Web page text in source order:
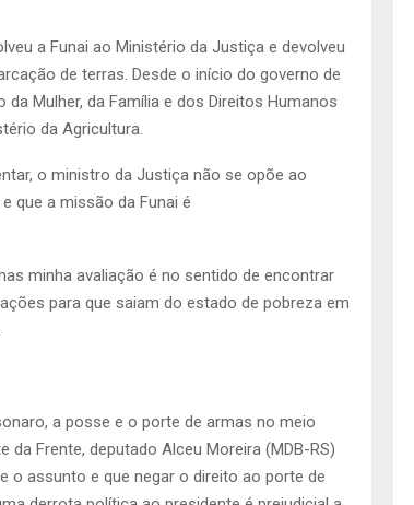
a Funai ao Ministério da Justiça e devolveu
de terras. Desde o início do governo de
Mulher, da Família e dos Direitos Humanos
da Agricultura.
o ministro da Justiça não se opõe ao
que a missão da Funai é
minha avaliação é no sentido de encontrar
para que saiam do estado de pobreza em
a posse e o porte de armas no meio
Frente, deputado Alceu Moreira (MDB-RS)
o assunto e que negar o direito ao porte de